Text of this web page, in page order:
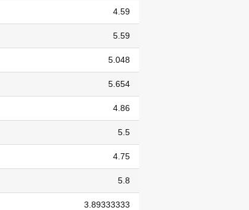
4.59
5.59
5.048
5.654
4.86
5.5
4.75
5.8
3.89333333